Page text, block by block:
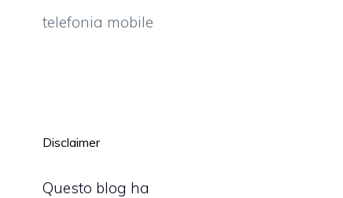
telefonia mobile
Disclaimer
Questo blog ha